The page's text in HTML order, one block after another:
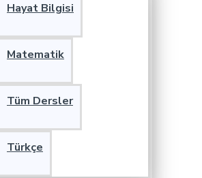
Hayat Bilgisi
Matematik
Tüm Dersler
Türkçe